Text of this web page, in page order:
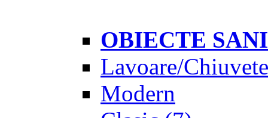
OBIECTE
Lavoare/Chiuvete
Modern